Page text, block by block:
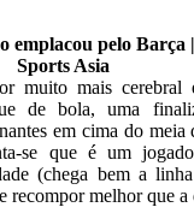
emplacou pelo Barça
Sports Asia
muito mais cerebral
de bola, uma
em cima do meia
se que é um
(chega bem a
recompor melhor que